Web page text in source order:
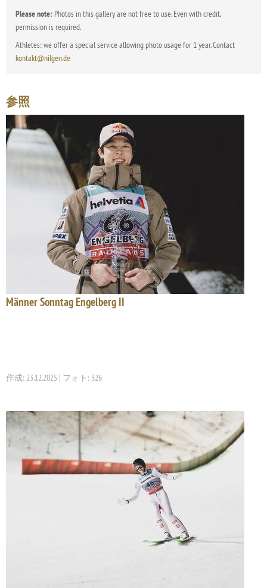
Please note: Photos in this gallery are not free to use. Even with credit,
permission is required.
Athletes: we offer a special service allowing photo usage for 1 year. Contact
kontakt@nilgen.de
参照
Männer Sonntag Engelberg II
作成: 23.12.2025 | フォト: 326